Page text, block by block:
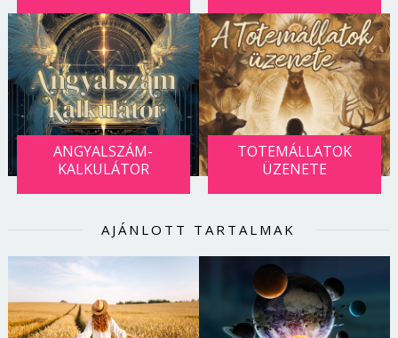
ANGYALSZÁM-
KALKULÁTOR
TOTEMÁLLATOK
ÜZENETE
AJÁNLOTT TARTALMAK
Borsonline bejelentkezés
E-mail cím vagy felhasználónév